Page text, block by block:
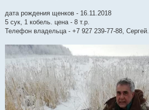
н
е
дата рождения щенков - 16.11.2018
5 сук, 1 кобель. цена - 8 т.р.
Телефон владельца - +7 927 239-77-88, Сергей.